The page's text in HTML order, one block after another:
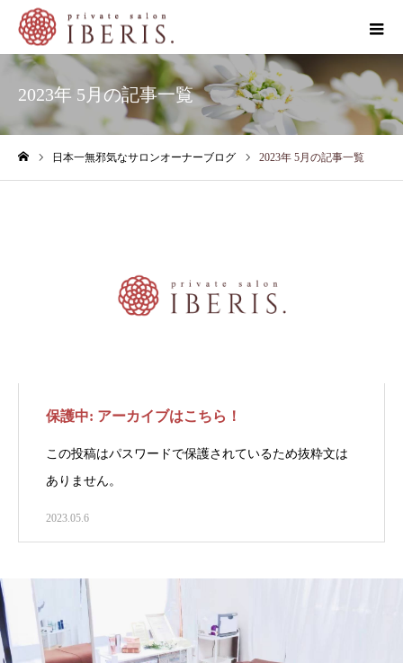
2023年 5月の記事一覧
日本一無邪気なサロンオーナーブログ 2023年 5月の記事一覧
保護中: アーカイブはこちら！
この投稿はパスワードで保護されているため抜粋文は
ありません。
2023.05.6